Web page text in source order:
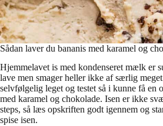
Sådan laver du bananis med karamel og
Hjemmelavet is med kondenseret mælk er
lave men smager heller ikke af særlig
selvfølgelig leget og testet så i kunne få en
med karamel og chokolade. Isen er ikke
steps, så læs opskriften godt igennem og
spise isen.